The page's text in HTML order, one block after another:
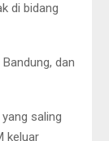
di bidang
dan
saling
keluar